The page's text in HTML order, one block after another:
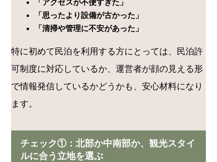
「アクセスが不便すぎた」
「思ったより設備が古かった」
「清掃や管理に不安があった」
特に初めて民泊を利用する方にとっては、民泊許
可制度に対応しているか、運営者が顔の見える形
で情報発信しているかどうかも、安心材料になり
ます。
チェック①：北部か中南部か、観光スタイ
ルに合う立地を選ぶ